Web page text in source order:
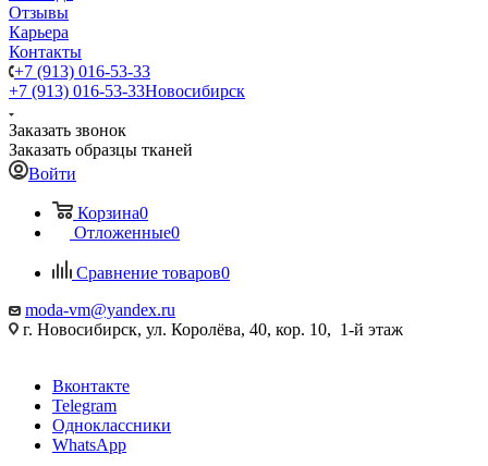
Отзывы
Карьера
Контакты
+7 (913) 016-53-33
+7 (913) 016-53-33Новосибирск
Заказать звонок
Заказать образцы тканей
Войти
Корзина0
Отложенные0
Сравнение товаров0
moda-vm@yandex.ru
г. Новосибирск, ул. Королёва, 40, кор. 10, 1-й этаж
Вконтакте
Telegram
Одноклассники
WhatsApp